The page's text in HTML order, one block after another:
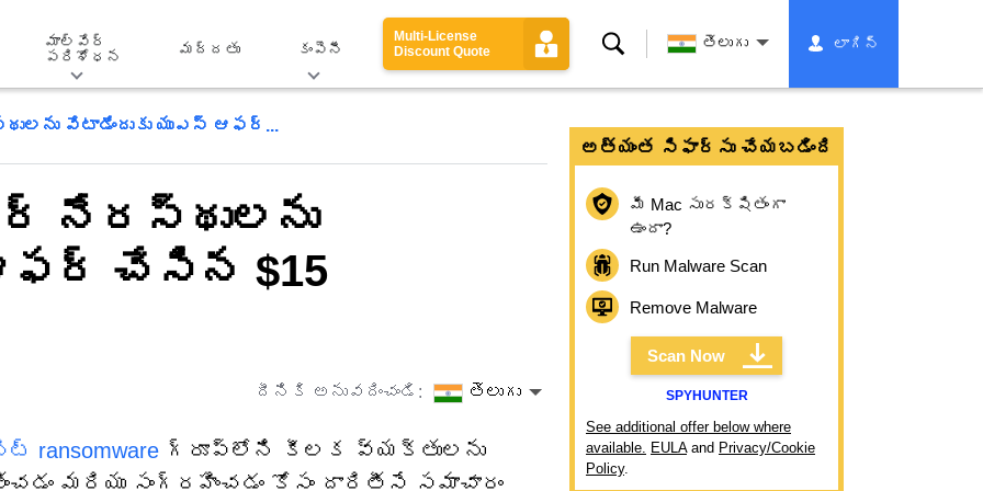
మాల్వేర్
పరిశోధన
మద్దతు కంపెనీ
Multi-License
Discount Quote
శోధన తెలుగు లాగిన్
వేటాడేందుకు యుఎస్ ఆఫర్...
చేసిన $15
దీనికి అనువదించండి: తెలుగు
ransomware గ్రూప్‌లోని కీలక వ్యక్తులను
మరియు సంగ్రహించడం కోసం దారితీసే సమాచారం
అత్యంత సిఫార్సు చేయబడింది
మీ Mac సురక్షితంగా
ఉందా?
Run Malware Scan
Remove Malware
Scan Now
SPYHUNTER
See additional offer below where
available. EULAand Privacy/Cookie
Policy.